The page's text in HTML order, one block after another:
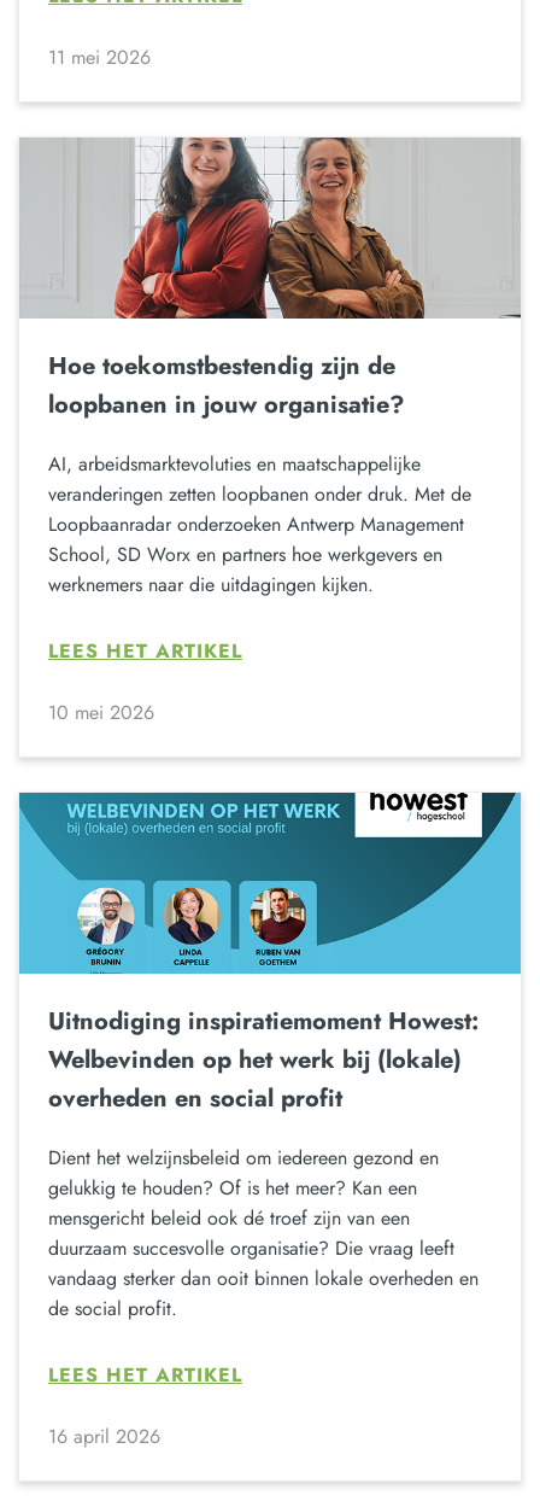
11 mei 2026
Hoe toekomstbestendig zijn de
loopbanen in jouw organisatie?
AI, arbeidsmarktevoluties en maatschappelijke
veranderingen zetten loopbanen onder druk. Met de
Loopbaanradar onderzoeken Antwerp Management
School, SD Worx en partners hoe werkgevers en
werknemers naar die uitdagingen kijken.
LEES HET ARTIKEL
10 mei 2026
Uitnodiging inspiratiemoment Howest:
Welbevinden op het werk bij (lokale)
overheden en social profit
Dient het welzijnsbeleid om iedereen gezond en
gelukkig te houden? Of is het meer? Kan een
mensgericht beleid ook dé troef zijn van een
duurzaam succesvolle organisatie? Die vraag leeft
vandaag sterker dan ooit binnen lokale overheden en
de social profit.
LEES HET ARTIKEL
16 april 2026